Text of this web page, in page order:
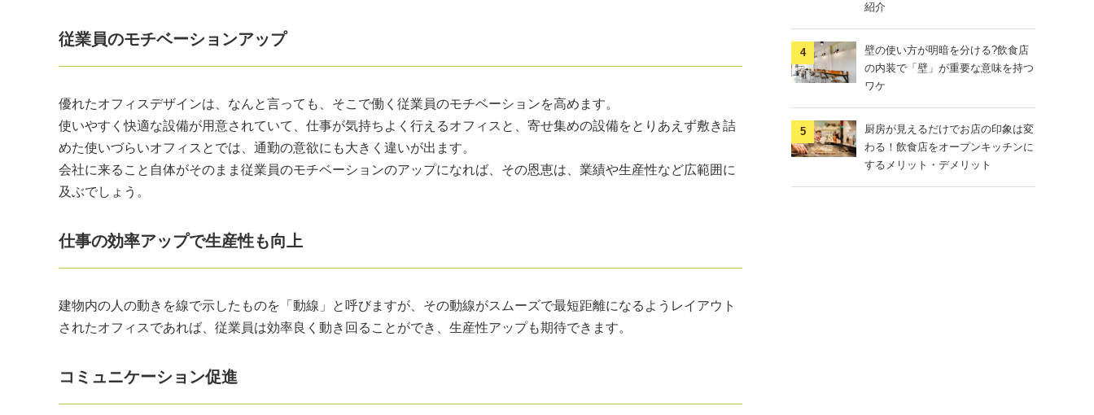
従業員のモチベーションアップ
優れたオフィスデザインは、なんと言っても、そこで働く従業員のモチベーションを高めます。
使いやすく快適な設備が用意されていて、仕事が気持ちよく行えるオフィスと、寄せ集めの設備をとりあえず敷き詰
めた使いづらいオフィスとでは、通勤の意欲にも大きく違いが出ます。
会社に来ること自体がそのまま従業員のモチベーションのアップになれば、その恩恵は、業績や生産性など広範囲に
及ぶでしょう。
仕事の効率アップで生産性も向上
建物内の人の動きを線で示したものを「動線」と呼びますが、その動線がスムーズで最短距離になるようレイアウト
されたオフィスであれば、従業員は効率良く動き回ることができ、生産性アップも期待できます。
コミュニケーション促進
紹介
壁の使い方が明暗を分ける?飲食店
の内装で「壁」が重要な意味を持つ
ワケ
厨房が見えるだけでお店の印象は変
わる！飲食店をオープンキッチンに
するメリット・デメリット